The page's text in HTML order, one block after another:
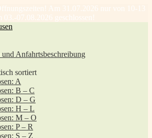
Am 31.07.2026 nur von 10-13
07.08.2026 geschlossen!
Anfahrtsbeschreibung
sortiert
A
B – C
D – G
H – L
M – O
P – R
S – Z